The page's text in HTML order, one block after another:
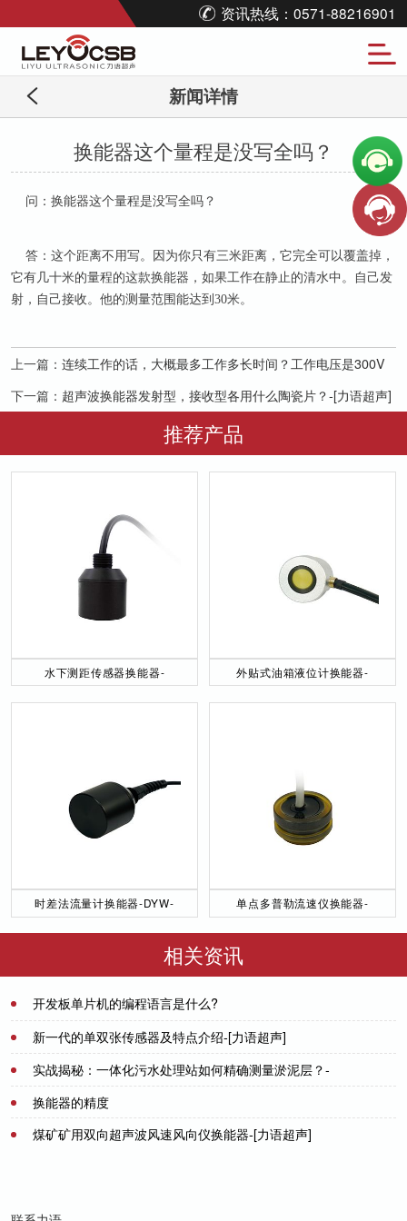
资讯热线：0571-88216901
新闻详情
换能器这个量程是没写全吗？
问：换能器这个量程是没写全吗？
答：这个距离不用写。因为你只有三米距离，它完全可以覆盖掉，
它有几十米的量程的这款换能器，如果工作在静止的清水中。自己发
射，自己接收。他的测量范围能达到 30米。
上一篇： 连续工作的话，大概最多工作多长时间？工作电压是300V
下一篇： 超声波换能器发射型，接收型各用什么陶瓷片？-[力语超声]
推荐产品
水下测距传感器换能器-
外贴式油箱液位计换能器-
时差法流量计换能器-DYW- 单点多普勒流速仪换能器-
相关资讯
开发板单片机的编程语言是什么?
新一代的单双张传感器及特点介绍-[力语超声]
实战揭秘：一体化污水处理站如何精确测量淤泥层？-
[力语超声]
换能器的精度
煤矿矿用双向超声波风速风向仪换能器-[力语超声]